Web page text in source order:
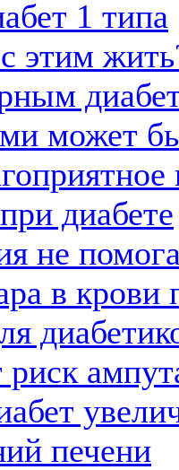
1 типа
этим
может
диабете
не
в крови
риск
печени